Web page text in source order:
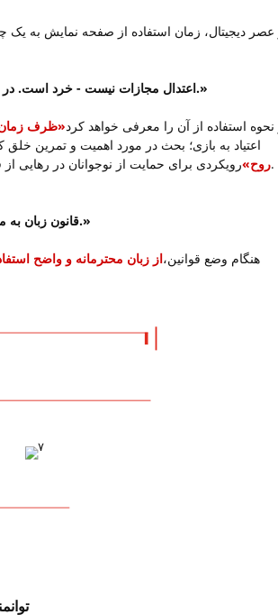
عصر دیجیتال، زمان استفاده از صفحه نمایش به
«اعتدال مجازات نیست - خرد است. در دنیایی که افراط و تفریط وجود دارد، «کافی» یک ابرقدرت است.»
نحوه استفاده از آن را معرفی خواهد کرد«ظرف زمان
اعتیاد به بازی؛ بحث در مورد اهمیت و تمرین خلق
روح»رویکردی برای حمایت از نوجوانان در رهایی از فشار بیش از حد رسانه‌های اجتماعی و بازیابی سبک زندگی سالم‌تر.
«قانون زبان به ما یادآوری می‌کند که کلمات ما هویت فرزندانمان را شکل می‌دهند.»
هنگام وضع قوانین،از زبان محترمانه و واضح